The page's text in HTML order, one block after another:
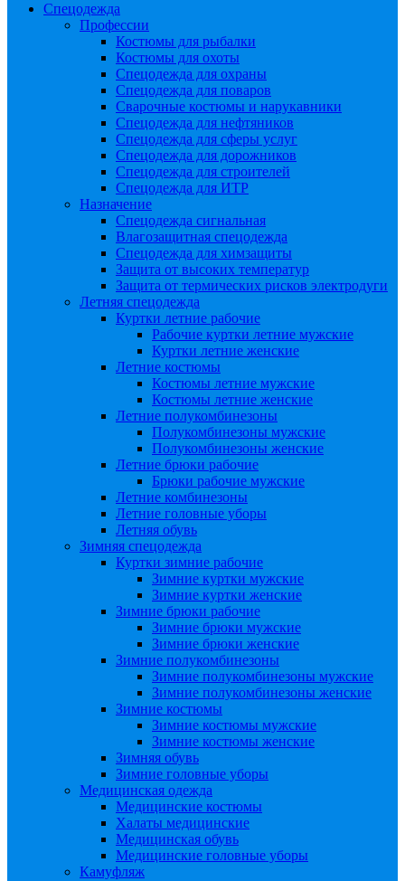
Спецодежда
Профессии
Костюмы для рыбалки
Костюмы для охоты
Спецодежда для охраны
Спецодежда для поваров
Сварочные костюмы и нарукавники
Спецодежда для нефтяников
Спецодежда для сферы услуг
Спецодежда для дорожников
Спецодежда для строителей
Спецодежда для ИТР
Назначение
Спецодежда сигнальная
Влагозащитная спецодежда
Спецодежда для химзащиты
Защита от высоких температур
Защита от термических рисков электродуги
Летняя спецодежда
Куртки летние рабочие
Рабочие куртки летние мужские
Куртки летние женские
Летние костюмы
Костюмы летние мужские
Костюмы летние женские
Летние полукомбинезоны
Полукомбинезоны мужские
Полукомбинезоны женские
Летние брюки рабочие
Брюки рабочие мужские
Летние комбинезоны
Летние головные уборы
Летняя обувь
Зимняя спецодежда
Куртки зимние рабочие
Зимние куртки мужские
Зимние куртки женские
Зимние брюки рабочие
Зимние брюки мужские
Зимние брюки женские
Зимние полукомбинезоны
Зимние полукомбинезоны мужские
Зимние полукомбинезоны женские
Зимние костюмы
Зимние костюмы мужские
Зимние костюмы женские
Зимняя обувь
Зимние головные уборы
Медицинская одежда
Медицинские костюмы
Халаты медицинские
Медицинская обувь
Медицинские головные уборы
Камуфляж